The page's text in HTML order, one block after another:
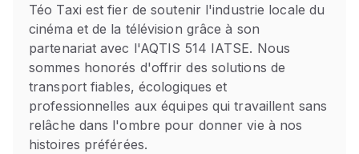
Téo Taxi est fier de soutenir l'industrie locale du
cinéma et de la télévision grâce à son
partenariat avec l'AQTIS 514 IATSE. Nous
sommes honorés d'offrir des solutions de
transport fiables, écologiques et
professionnelles aux équipes qui travaillent sans
relâche dans l'ombre pour donner vie à nos
histoires préférées.